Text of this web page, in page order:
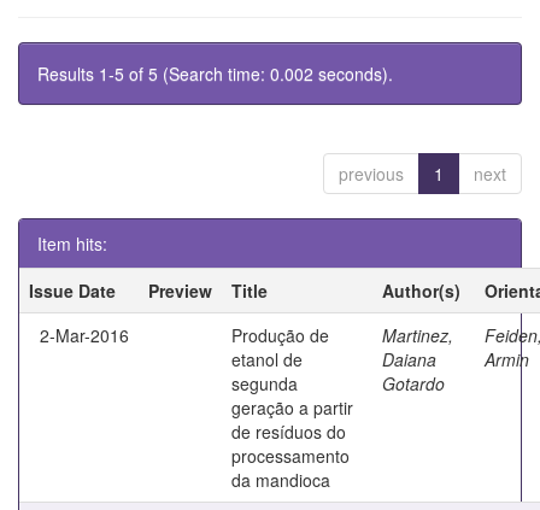
Results 1-5 of 5 (Search time: 0.002 seconds).
previous 1 next
Item hits:
Issue Date
Preview Title Author(s)
2-Mar-2016
Produção de
etanol de
segunda
geração a partir
de resíduos do
processamento
da mandioca
Martinez,
Daiana
Gotardo
Armin